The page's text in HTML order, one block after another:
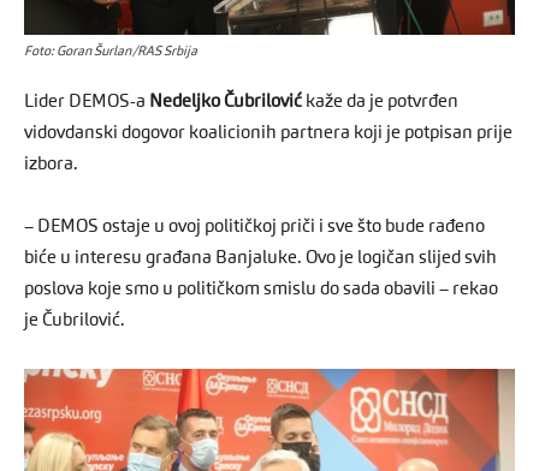
Foto: Goran Šurlan/RAS Srbija
Lider DEMOS-a Nedeljko Čubrilović kaže da je potvrđen
vidovdanski dogovor koalicionih partnera koji je potpisan prije
izbora.
– DEMOS ostaje u ovoj političkoj priči i sve što bude rađeno
biće u interesu građana Banjaluke. Ovo je logičan slijed svih
poslova koje smo u političkom smislu do sada obavili – rekao
je Čubrilović.